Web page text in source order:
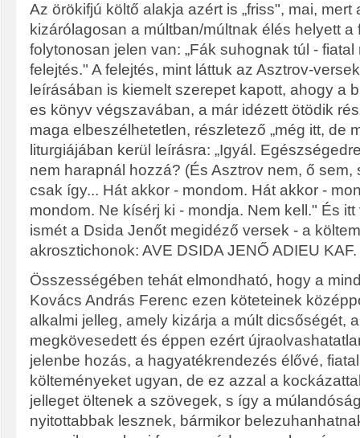
Az örökifjú költő alakja azért is „friss", mai, mert
kizárólagosan a múltban/múltnak élés helyett
folytonosan jelen van: „Fák suhognak túl - fiatal
felejtés." A felejtés, mint láttuk az Asztrov-
leírásában is kiemelt szerepet kapott, ahogy a
es könyv végszavában, a már idézett ötödik
maga elbeszélhetetlen, részletező „még itt, de
liturgiájában kerül leírásra: „Igyál.
nem harapnál hozzá? (És Asztrov nem, ő sem,
csak így... Hát akkor - mondom. Hát akkor -
mondom. Ne kísérj ki - mondja. Nem kell." És
ismét a Dsida Jenőt megidéző versek - a
akrosztichonok: AVE DSIDA JENŐ ADIEU KAF.
Összességében tehát elmondható, hogy a
Kovács András Ferenc ezen köteteinek
alkalmi jelleg, amely kizárja a múlt dicsőségét,
megkövesedett és éppen ezért
jelenbe hozás, a hagyatékrendezés élővé,
költeményeket ugyan, de ez azzal a
jelleget öltenek a szövegek, s így a
nyitottabbak lesznek, bármikor